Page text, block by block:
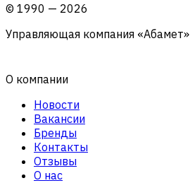
© 1990 — 2026
Управляющая компания «Абамет»
О компании
Новости
Вакансии
Бренды
Контакты
Отзывы
О нас